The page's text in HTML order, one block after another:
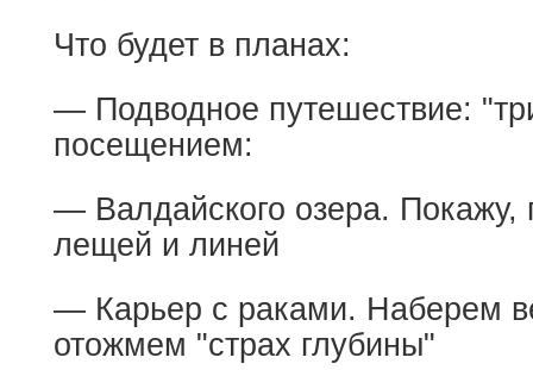
Что будет в планах:
— Подводное путешествие:
посещением:
— Валдайского озера. Покажу,
лещей и линей
— Карьер с раками. Наберем
отожмем "страх глубины"